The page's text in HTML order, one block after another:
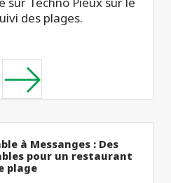
des plages.
à Messanges : Des
pour un restaurant
plage